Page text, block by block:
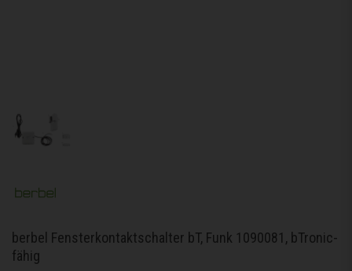
berbel Fensterkontaktschalter bT, Funk 1090081, bTronic-
fähig